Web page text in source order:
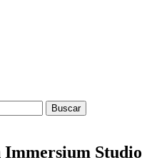
Buscar
Immersium Studio